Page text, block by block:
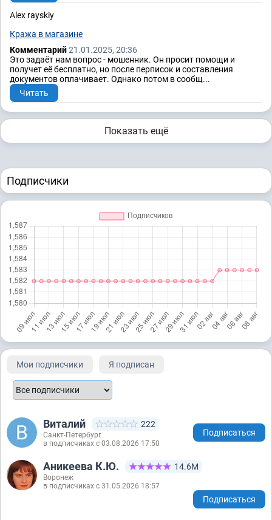
Alex rayskiy
Кража в магазине
Комментарий21.01.2025, 20:36
Это задаёт нам вопрос - мошенник. Он просит помощи и
получет её бесплатно, но после перписок и составления
документов оплачивает. Однако потом в сообщ...
Читать
Показать ещё
Подписчики
Мои подписчики Я подписан
Виталий 222
Санкт-Петербург
в подписчиках с 03.08.2026 17:50
Подписаться
Аникеева К.Ю. 14.6М
Воронеж
в подписчиках с 31.05.2026 18:57
Подписаться